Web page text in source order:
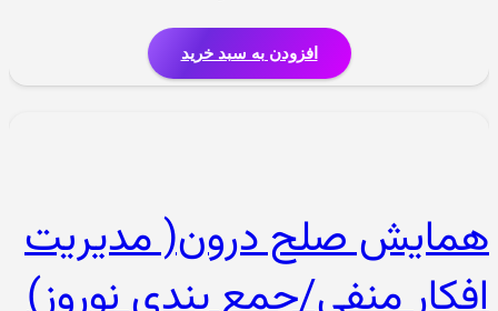
افزودن به سبد خرید
همایش صلح درون( مدیریت